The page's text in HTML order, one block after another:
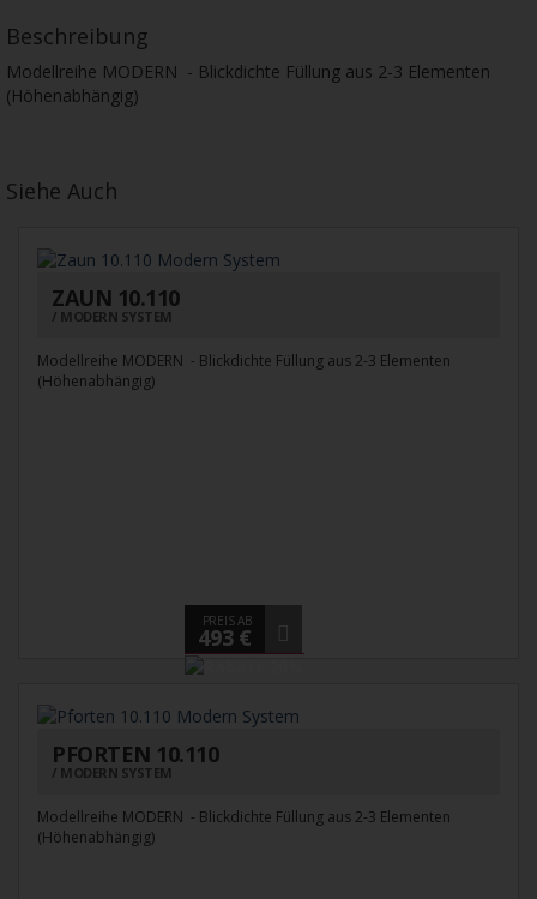
Beschreibung
Modellreihe MODERN - Blickdichte Füllung aus 2-3 Elementen
(Höhenabhängig)
Siehe Auch
ZAUN 10.110
MODERN SYSTEM
Modellreihe MODERN - Blickdichte Füllung aus 2-3 Elementen
(Höhenabhängig)
PREIS AB
493 €
PFORTEN 10.110
MODERN SYSTEM
Modellreihe MODERN - Blickdichte Füllung aus 2-3 Elementen
(Höhenabhängig)